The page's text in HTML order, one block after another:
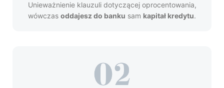
Unieważnienie klauzuli dotyczącej oprocentowania,
wówczas oddajesz do banku sam kapitał kredytu.